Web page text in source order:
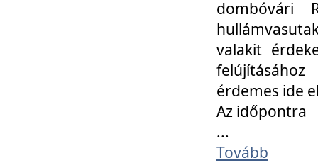
dombóvári
valakit
érdemes ide
Az időpontra
...
Tovább